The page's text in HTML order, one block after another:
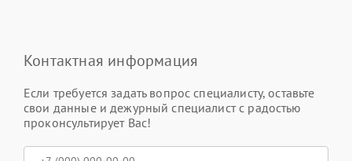
Контактная информация
Если требуется задать вопрос специалисту, оставьте
свои данные и дежурный специалист с радостью
проконсультирует Вас!